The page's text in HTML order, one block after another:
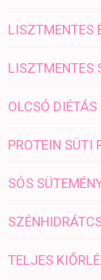
LISZTMENTES
LISZTMENTES
OLCSÓ DIÉTÁS
PROTEIN SÜTI
SÓS
TELJES